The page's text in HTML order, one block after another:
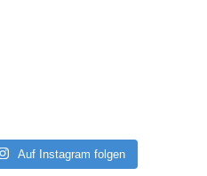
Auf Instagram folgen